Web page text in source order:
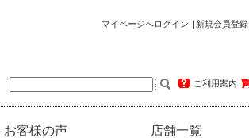
マイページへログイン 新規会員登録
ご利用案内
お客様の声 店舗一覧